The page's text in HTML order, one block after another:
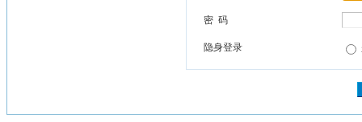
密 码
隐身登录